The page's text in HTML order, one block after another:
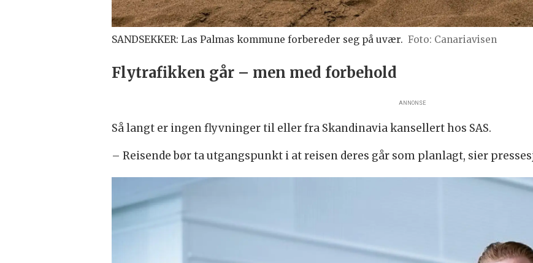
SANDSEKKER: Las Palmas kommune forbereder seg på uvær. Canariavisen
Flytrafikken går – men med forbehold
ANNONSE
Så langt er ingen flyvninger til eller fra Skandinavia kansellert hos SAS.
– Reisende bør ta utgangspunkt i at reisen deres går som planlagt, sier